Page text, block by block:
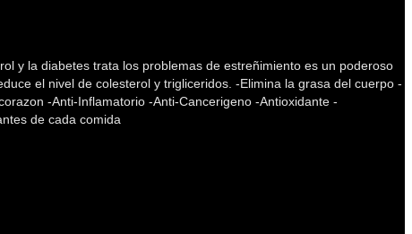
y la diabetes trata los problemas de estreñimiento es un poderoso
el nivel de colesterol y trigliceridos. -Elimina la grasa del cuerpo -
-Anti-Inflamatorio -Anti-Cancerigeno -Antioxidante -
de cada comida